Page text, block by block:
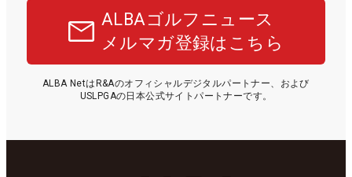
ALBAゴルフニュース
メルマガ登録はこちら
ALBA NetはR&Aのオフィシャルデジタルパートナー、および
USLPGAの日本公式サイトパートナーです。